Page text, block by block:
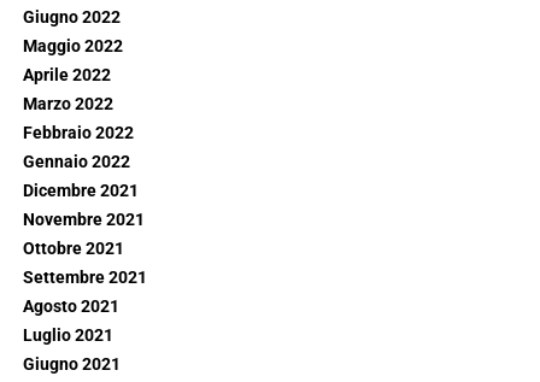
Giugno 2022
Maggio 2022
Aprile 2022
Marzo 2022
Febbraio 2022
Gennaio 2022
Dicembre 2021
Novembre 2021
Ottobre 2021
Settembre 2021
Agosto 2021
Luglio 2021
Giugno 2021